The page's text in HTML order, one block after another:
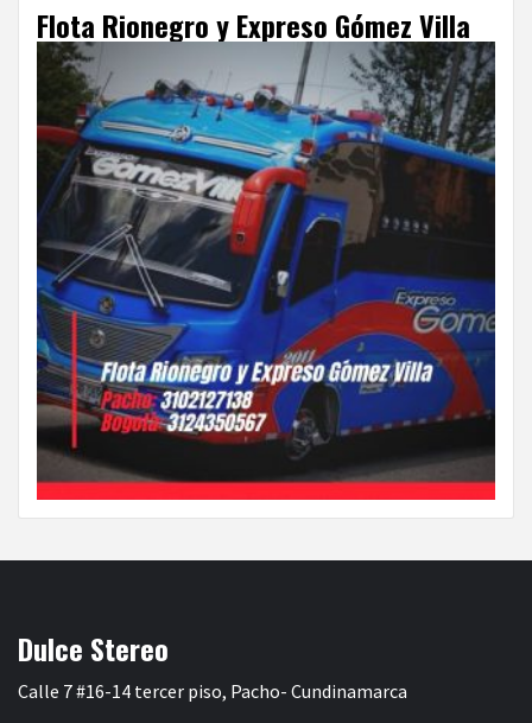
Flota Rionegro y Expreso Gómez Villa
Dulce Stereo
Calle 7 #16-14 tercer piso, Pacho- Cundinamarca